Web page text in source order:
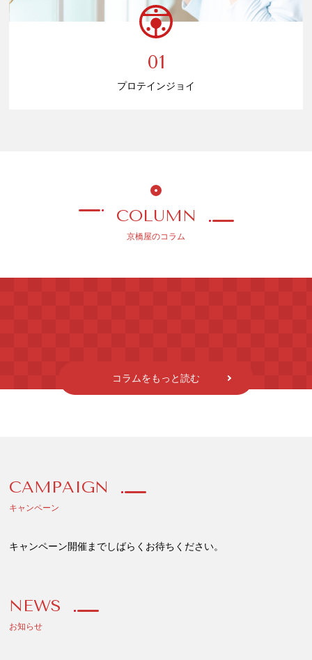
01
プロテインジョイ
COLUMN
京橋屋のコラム
コラムをもっと読む
CAMPAIGN
キャンペーン
キャンペーン開催までしばらくお待ちください。
NEWS
お知らせ